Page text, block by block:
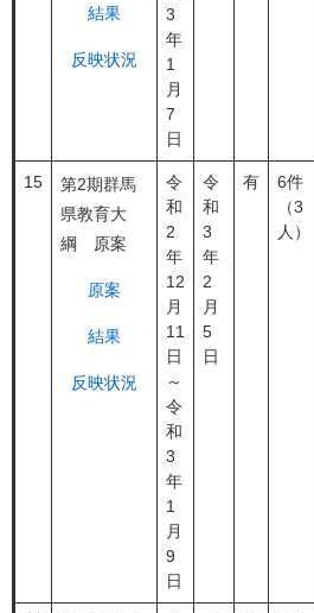
結果
反映状況
3
年
1
月
7
日
15
第2期群馬
県教育大
綱 原案
原案
結果
反映状況
令
和
2
年
12
月
11
日
～
令
和
3
年
1
月
9
日
令
和
3
年
2
月
5
日
有
6件
（3
人）